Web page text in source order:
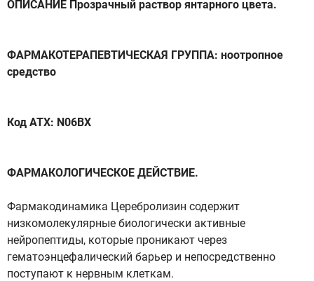
ОПИСАНИЕ Прозрачный раствор янтарного цвета.
ФАРМАКОТЕРАПЕВТИЧЕСКАЯ ГРУППА: ноотропное
средство
Код ATX: N06BX
ФАРМАКОЛОГИЧЕСКОЕ ДЕЙСТВИЕ.
Фармакодинамика Церебролизин содержит
низкомолекулярные биологически активные
нейропептиды, которые проникают через
гематоэнцефалический барьер и непосредственно
поступают к нервным клеткам.